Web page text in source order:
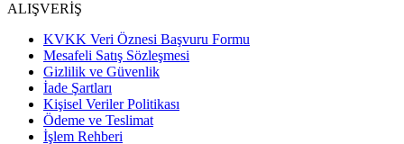
ALIŞVERİŞ
KVKK Veri Öznesi Başvuru Formu
Mesafeli Satış Sözleşmesi
Gizlilik ve Güvenlik
İade Şartları
Kişisel Veriler Politikası
Ödeme ve Teslimat
İşlem Rehberi